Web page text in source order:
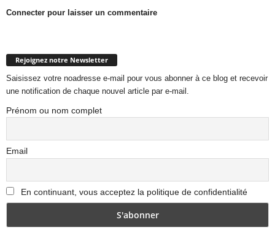
Connecter pour laisser un commentaire
Rejoignez notre Newsletter
Saisissez votre noadresse e-mail pour vous abonner à ce blog et recevoir
une notification de chaque nouvel article par e-mail.
Prénom ou nom complet
Email
En continuant, vous acceptez la politique de confidentialité